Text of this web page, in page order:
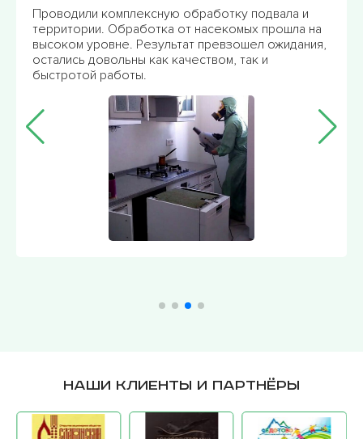
Проводили комплексную обработку подвала и
территории. Обработка от насекомых прошла на
высоком уровне. Результат превзошел ожидания,
остались довольны как качеством, так и
быстротой работы.
Наши клиенты и партнёры